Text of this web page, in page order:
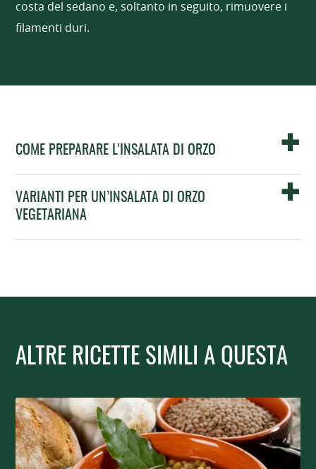
costa del sedano e, soltanto in seguito, rimuovere i
filamenti duri.
COME PREPARARE L'INSALATA DI ORZO
VARIANTI PER UN’INSALATA DI ORZO
VEGETARIANA
ALTRE RICETTE SIMILI A QUESTA